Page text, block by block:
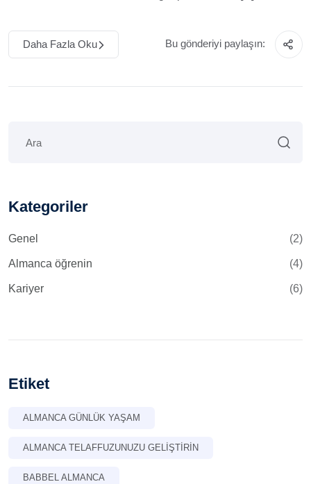
Daha Fazla Oku Bu gönderiyi paylaşın:
Kategoriler
Genel (2)
Almanca öğrenin (4)
Kariyer (6)
Etiket
ALMANCA GÜNLÜK YAŞAM
ALMANCA TELAFFUZUNUZU GELIŞTIRIN
BABBEL ALMANCA